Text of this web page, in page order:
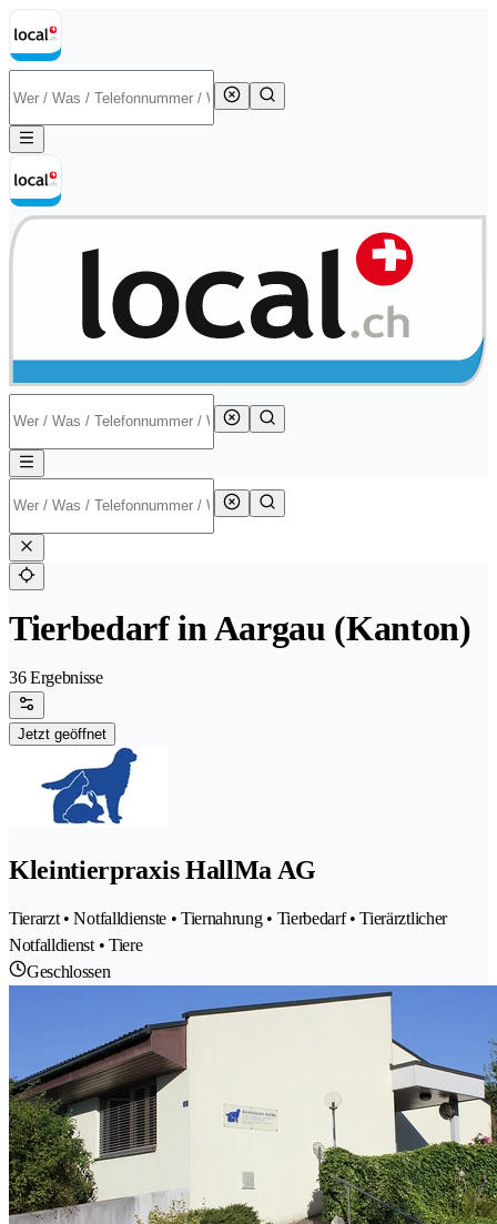
Tierbedarf in Aargau (Kanton)
36 Ergebnisse
Jetzt geöffnet
Kleintierpraxis HallMa AG
Tierarzt • Notfalldienste • Tiernahrung • Tierbedarf • Tierärztlicher
Notfalldienst • Tiere
Geschlossen